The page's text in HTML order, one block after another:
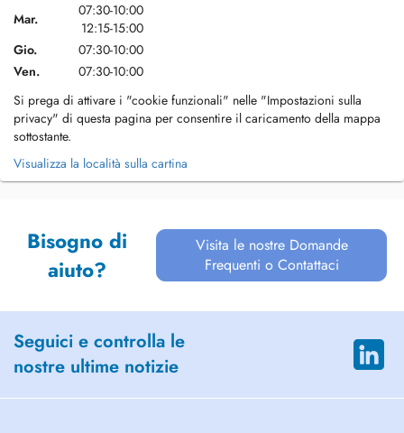
Mar.
07:30-10:00
12:15-15:00
Gio.
07:30-10:00
Ven.
07:30-10:00
Si prega di attivare i "cookie funzionali" nelle "Impostazioni sulla
privacy" di questa pagina per consentire il caricamento della mappa
sottostante.
Visualizza la località sulla cartina
Bisogno di
aiuto?
Visita le nostre Domande
Frequenti o Contattaci
Seguici e controlla le
nostre ultime notizie